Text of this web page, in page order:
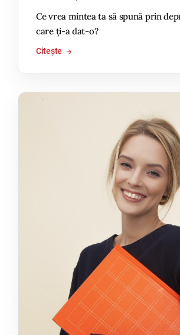
Ce vrea mintea ta să spună prin
care ți-a dat-o?
Citește